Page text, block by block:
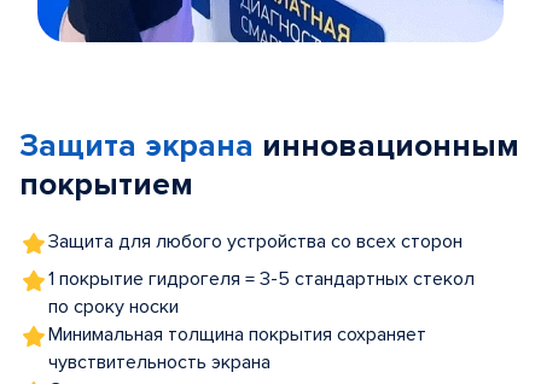
5
Защита экрана инновационным
покрытием
Защита для любого устройства со всех сторон
1 покрытие гидрогеля = 3-5 стандартных стекол
по сроку носки
Минимальная толщина покрытия сохраняет
чувствительность экрана